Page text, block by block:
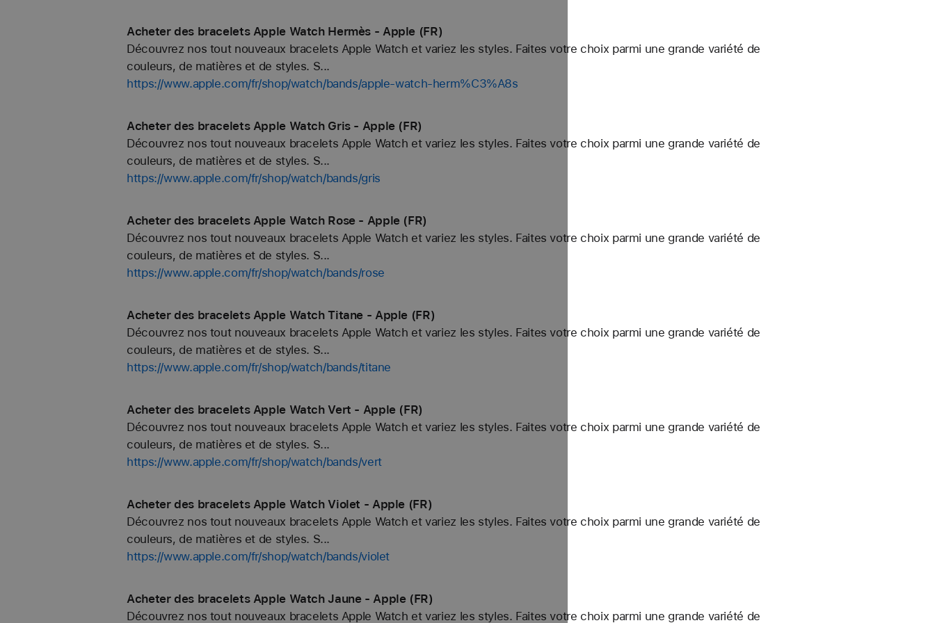
Acheter des bracelets Apple Watch Hermès - Apple (FR)
Découvrez nos tout nouveaux bracelets Apple Watch et variez les styles. Faites votre choix parmi une grande variété de
couleurs, de matières et de styles. S...
https://www.apple.com/fr/shop/watch/bands/apple-watch-herm%C3%A8s
Acheter des bracelets Apple Watch Gris - Apple (FR)
Découvrez nos tout nouveaux bracelets Apple Watch et variez les styles. Faites votre choix parmi une grande variété de
couleurs, de matières et de styles. S...
https://www.apple.com/fr/shop/watch/bands/gris
Acheter des bracelets Apple Watch Rose - Apple (FR)
Découvrez nos tout nouveaux bracelets Apple Watch et variez les styles. Faites votre choix parmi une grande variété de
couleurs, de matières et de styles. S...
https://www.apple.com/fr/shop/watch/bands/rose
Acheter des bracelets Apple Watch Titane - Apple (FR)
Découvrez nos tout nouveaux bracelets Apple Watch et variez les styles. Faites votre choix parmi une grande variété de
couleurs, de matières et de styles. S...
https://www.apple.com/fr/shop/watch/bands/titane
Acheter des bracelets Apple Watch Vert - Apple (FR)
Découvrez nos tout nouveaux bracelets Apple Watch et variez les styles. Faites votre choix parmi une grande variété de
couleurs, de matières et de styles. S...
https://www.apple.com/fr/shop/watch/bands/vert
Acheter des bracelets Apple Watch Violet - Apple (FR)
Découvrez nos tout nouveaux bracelets Apple Watch et variez les styles. Faites votre choix parmi une grande variété de
couleurs, de matières et de styles. S...
https://www.apple.com/fr/shop/watch/bands/violet
Acheter des bracelets Apple Watch Jaune - Apple (FR)
Découvrez nos tout nouveaux bracelets Apple Watch et variez les styles. Faites votre choix parmi une grande variété de